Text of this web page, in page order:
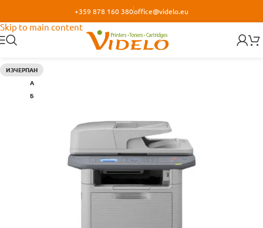
Skip to main content
+359 878 160 380office@videlo.eu
ИЗЧЕРПАН
А
Б